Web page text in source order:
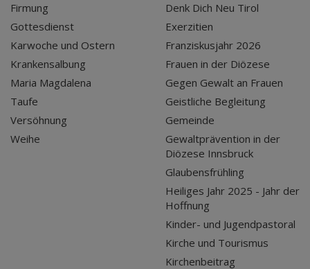
Firmung
Gottesdienst
Karwoche und Ostern
Krankensalbung
Maria Magdalena
Taufe
Versöhnung
Weihe
Denk Dich Neu Tirol
Exerzitien
Franziskusjahr 2026
Frauen in der Diözese
Gegen Gewalt an Frauen
Geistliche Begleitung
Gemeinde
Gewaltprävention in der
Diözese Innsbruck
Glaubensfrühling
Heiliges Jahr 2025 - Jahr der
Hoffnung
Kinder- und Jugendpastoral
Kirche und Tourismus
Kirchenbeitrag